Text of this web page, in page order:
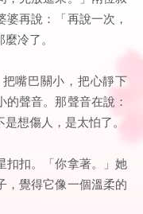
再說：「再說一次，
冷了。
嘴巴關小，把心靜下
聲音。那聲音在說：
想傷人，是太怕了。
扣扣。「你拿著。」她
，覺得它像一個溫柔的